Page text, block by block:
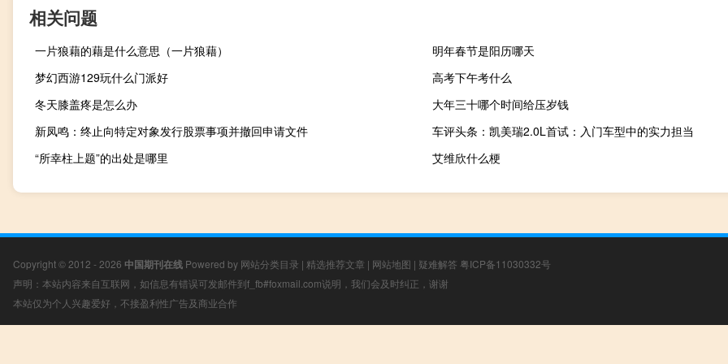
相关问题
一片狼藉的藉是什么意思（一片狼藉）
明年春节是阳历哪天
梦幻西游129玩什么门派好
高考下午考什么
冬天膝盖疼是怎么办
大年三十哪个时间给压岁钱
新凤鸣：终止向特定对象发行股票事项并撤回申请文件
车评头条：凯美瑞2.0L首试：入门车型中的实力担当
“所幸柱上题”的出处是哪里
艾维欣什么梗
Copyright © 2012 - 2026 中国期刊在线 Powered by 网站分类目录 | 精选推荐文章 | 网站地图 | 疑难解答 粤ICP备11030332号
声明：本站内容来自互联网，如信息有错误可发邮件到f_fb#foxmail.com说明，我们会及时纠正，谢谢
本站仅为个人兴趣爱好，不接盈利性广告及商业合作